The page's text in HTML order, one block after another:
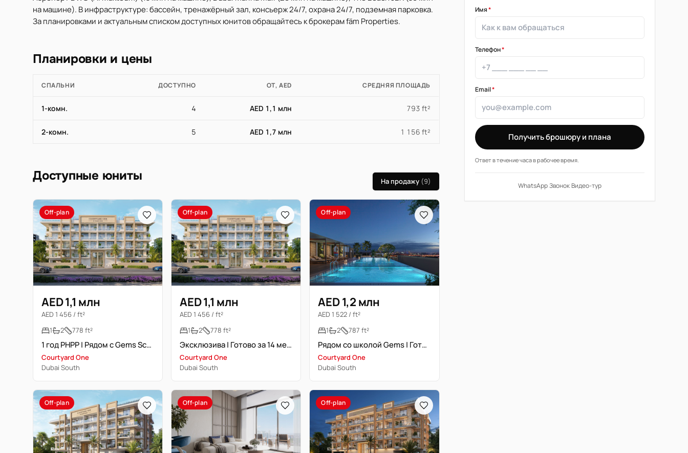
на машине). В инфраструктуре: бассейн, тренажёрный зал, консьерж 24/7, охрана 24/7, подземная парковка.
За планировками и актуальным списком доступных юнитов обращайтесь к брокерам fäm Properties.
Планировки и цены
СПАЛЬНИ ДОСТУПНО ОТ, AED СРЕДНЯЯ ПЛОЩАДЬ
1-комн. 4 AED 1,1 млн 793 ft²
2-комн. 5 AED 1,7 млн 1 156 ft²
Доступные юниты На продажу (9)
Off-plan
AED 1,1 млн
AED 1 456 / ft²
1
2 778 ft²
1 год PHPP | Рядом с Gems School | Полностью отделана
Courtyard One
Dubai South
Off-plan
AED 1,1 млн
AED 1 456 / ft²
1
2 778 ft²
Эксклюзива | Готово за 14 месяцев | Post-Handover Plan
Courtyard One
Dubai South
Off-plan
AED 1,2 млн
AED 1 522 / ft²
1
2 787 ft²
Рядом со школой Gems | Готово через 14 месяцев
Courtyard One
Dubai South
Off-plan Off-plan Off-plan
Имя*
Телефон*
Email*
Получить брошюру и плана
Ответ в течение часа в рабочее время.
WhatsApp·Звонок·Видео-тур